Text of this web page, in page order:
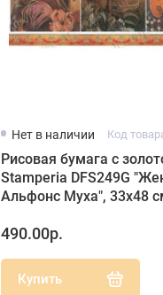
Нет в наличии Код
Рисовая бумага с
Stamperia DFS249G
Альфонс Муха", 33х48
490.00р.
Купить